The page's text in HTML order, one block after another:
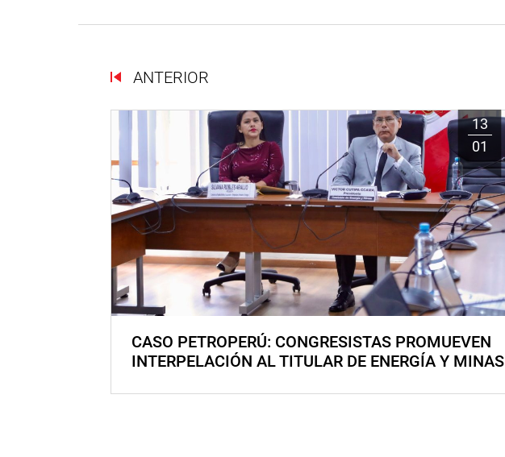
ANTERIOR
13
01
CASO PETROPERÚ: CONGRESISTAS PROMUEVEN
INTERPELACIÓN AL TITULAR DE ENERGÍA Y MINAS